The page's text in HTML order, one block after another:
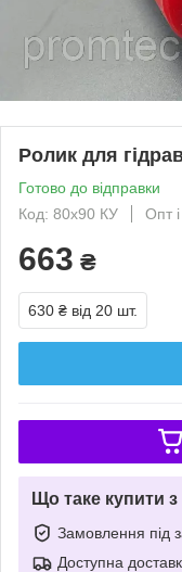
Ролик для
Готово до відправки
Код: 80х90 КУ
Опт
663 ₴
630 ₴ від 20 шт.
Що таке купити
Замовлення під
Доступна